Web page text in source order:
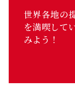
世界各地の
を満喫して
みよう！